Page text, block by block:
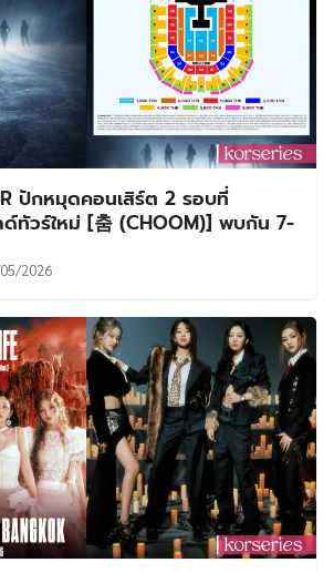
ปักหมุดคอนเสิร์ต 2 รอบที่
ด์ทัวร์ใหม่ [춤 (CHOOM)] พบกัน 7-
2026